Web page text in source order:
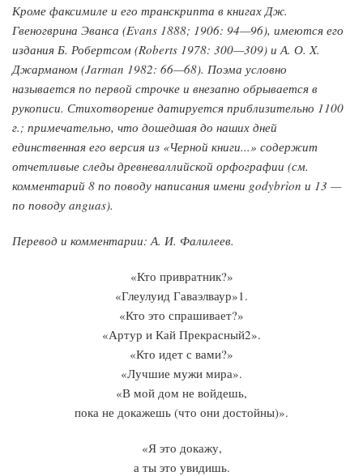
Кроме факсимиле и его транскрипта в книгах Дж.
Гвеногврина Эванса (Evans 1888; 1906: 94—96), имеются его
издания Б. Робертсом (Roberts 1978: 300—309) и А. О. X.
Джарманом (Jarman 1982: 66—68). Поэма условно
называется по первой строчке и внезапно обрывается в
рукописи. Стихотворение датируется приблизительно 1100
г.; примечательно, что дошедшая до наших дней
единственная его версия из «Черной книги...» содержит
отчетливые следы древневаллийской орфографии (см.
комментарий 8 по поводу написания имени godybrìon и 13 —
по поводу anguas).
Перевод и комментарии: А. И. Фалилеев.
«Кто привратник?»
«Глеулуид Гаваэлваур»1.
«Кто это спрашивает?»
«Артур и Кай Прекрасный2».
«Кто идет с вами?»
«Лучшие мужи мира».
«В мой дом не войдешь,
пока не докажешь (что они достойны)».
«Я это докажу,
а ты это увидишь.